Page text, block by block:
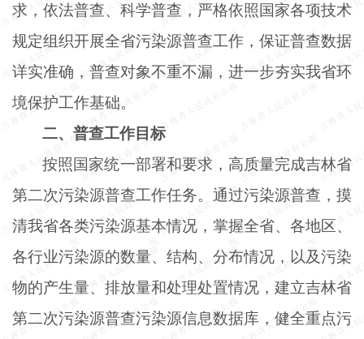
求，依法普查、科学普查，严格依照国家各项技术
规定组织开展全省污染源普查工作，保证普查数据
详实准确，普查对象不重不漏，进一步夯实我省环
境保护工作基础。
二、普查工作目标
按照国家统一部署和要求，高质量完成吉林省
第二次污染源普查工作任务。通过污染源普查，摸
清我省各类污染源基本情况，掌握全省、各地区、
各行业污染源的数量、结构、分布情况，以及污染
物的产生量、排放量和处理处置情况，建立吉林省
第二次污染源普查污染源信息数据库，健全重点污